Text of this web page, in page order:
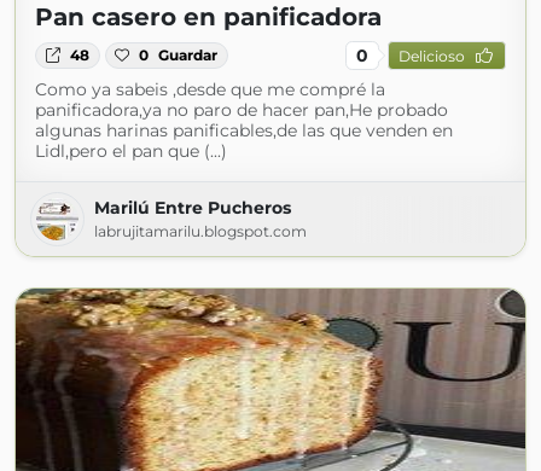
Pan casero en panificadora
48 0 Guardar 0 Delicioso
Como ya sabeis ,desde que me compré la
panificadora,ya no paro de hacer pan,He probado
algunas harinas panificables,de las que venden en
Lidl,pero el pan que (...)
Marilú Entre Pucheros
labrujitamarilu.blogspot.com